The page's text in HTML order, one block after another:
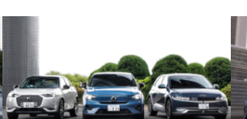
ランドローバー
ロータス
MINI
モーガン
ボルボ
キャデラック